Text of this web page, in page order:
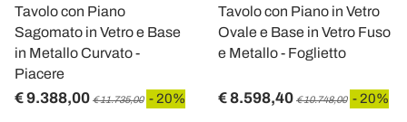
Tavolo con Piano
Sagomato in Vetro e Base
in Metallo Curvato -
Piacere
€ 9.388,00 € 11.735,00 - 20%
Tavolo con Piano in Vetro
Ovale e Base in Vetro Fuso
e Metallo - Foglietto
€ 8.598,40 € 10.748,00 - 20%